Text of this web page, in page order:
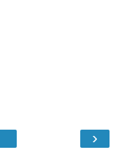
›